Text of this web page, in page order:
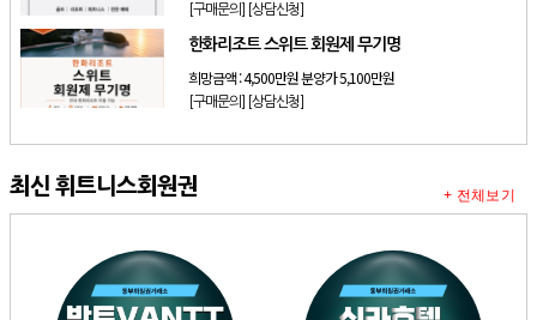
[구매문의] [상담신청]
한화리조트 스위트 회원제 무기명
희망금액 :4,500만원 분양가 5,100만원
[구매문의] [상담신청]
최신 휘트니스회원권 + 전체보기